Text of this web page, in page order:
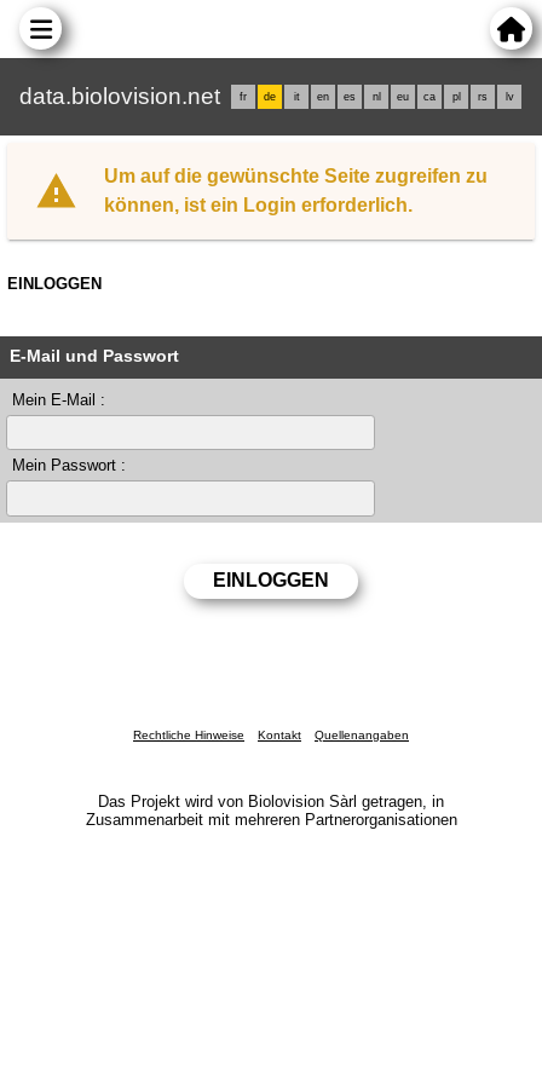
data.biolovision.net fr de it en es nl eu ca pl rs lv
Um auf die gewünschte Seite zugreifen zu
können, ist ein Login erforderlich.
EINLOGGEN
E-Mail und Passwort
Mein E-Mail :
Mein Passwort :
Rechtliche Hinweise Kontakt Quellenangaben
Das Projekt wird von Biolovision Sàrl getragen, in
Zusammenarbeit mit mehreren Partnerorganisationen